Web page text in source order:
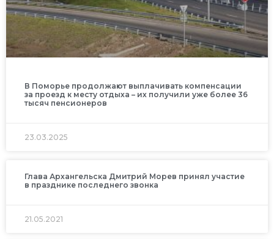
В Поморье продолжают выплачивать компенсации
за проезд к месту отдыха – их получили уже более 36
тысяч пенсионеров
23.03.2025
Глава Архангельска Дмитрий Морев принял участие
в празднике последнего звонка
21.05.2021